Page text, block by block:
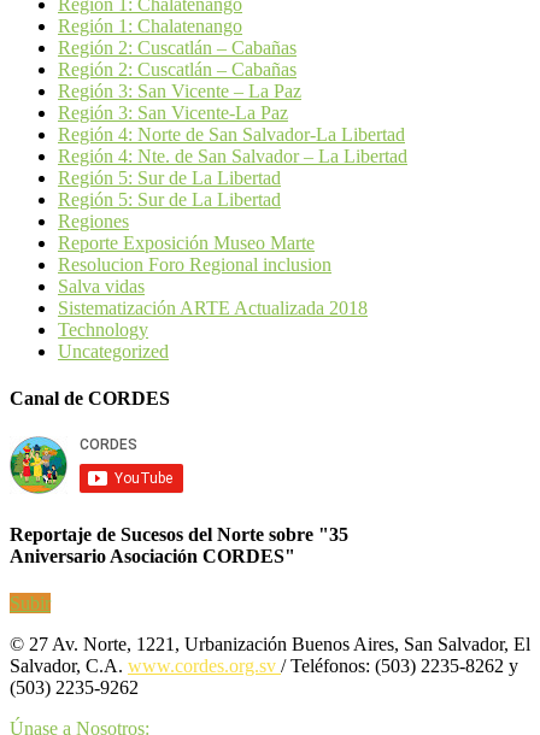
Región 1: Chalatenango
Región 1: Chalatenango
Región 2: Cuscatlán – Cabañas
Región 2: Cuscatlán – Cabañas
Región 3: San Vicente – La Paz
Región 3: San Vicente-La Paz
Región 4: Norte de San Salvador-La Libertad
Región 4: Nte. de San Salvador – La Libertad
Región 5: Sur de La Libertad
Región 5: Sur de La Libertad
Regiones
Reporte Exposición Museo Marte
Resolucion Foro Regional inclusion
Salva vidas
Sistematización ARTE Actualizada 2018
Technology
Uncategorized
Canal de CORDES
Reportaje de Sucesos del Norte sobre "35
Aniversario Asociación CORDES"
Subir
© 27 Av. Norte, 1221, Urbanización Buenos Aires, San Salvador, El
Salvador, C.A. www.cordes.org.sv / Teléfonos: (503) 2235-8262 y
(503) 2235-9262
Únase a Nosotros: